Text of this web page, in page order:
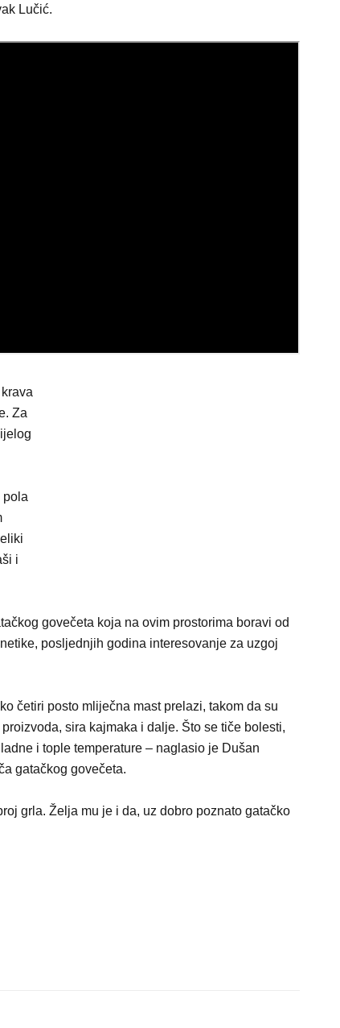
Lučić.
Za
pola
i
govečeta koja na ovim prostorima boravi od
posljednjih godina interesovanje za uzgoj
četiri posto mliječna mast prelazi, takom da su
sira kajmaka i dalje. Što se tiče bolesti,
i tople temperature – naglasio je Dušan
gatačkog govečeta.
grla. Želja mu je i da, uz dobro poznato gatačko